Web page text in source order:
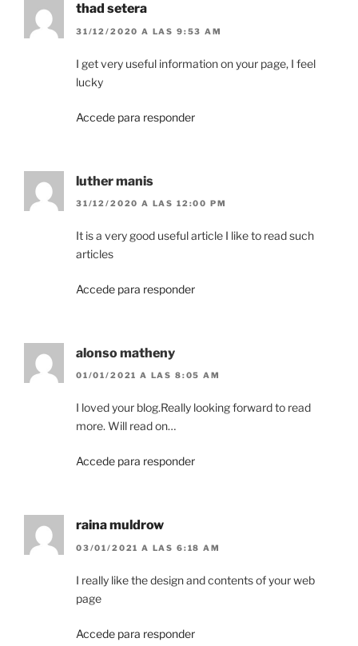
thad setera
31/12/2020 A LAS 9:53 AM
I get very useful information on your page, I feel
lucky
Accede para responder
luther manis
31/12/2020 A LAS 12:00 PM
It is a very good useful article I like to read such
articles
Accede para responder
alonso matheny
01/01/2021 A LAS 8:05 AM
I loved your blog.Really looking forward to read
more. Will read on…
Accede para responder
raina muldrow
03/01/2021 A LAS 6:18 AM
I really like the design and contents of your web
page
Accede para responder